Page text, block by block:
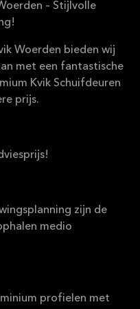
– Stijlvolle
Woerden bieden wij
met een fantastische
Kvik Schuifdeuren
prijs.
zijn de
medio
profielen met